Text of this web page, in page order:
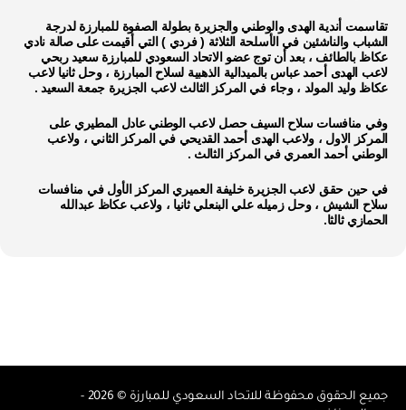
تقاسمت أندية الهدى والوطني والجزيرة بطولة الصفوة للمبارزة لدرجة
الشباب والناشئين في الأسلحة الثلاثة ( فردي ) التي أقيمت على صالة نادي
عكاظ بالطائف ، بعد أن توج عضو الاتحاد السعودي للمبارزة سعيد ربحي
لاعب الهدى أحمد عباس بالميدالية الذهبية لسلاح المبارزة ، وحل ثانيا لاعب
عكاظ وليد المولد ، وجاء في المركز الثالث لاعب الجزيرة جمعة السعيد .
وفي منافسات سلاح السيف حصل لاعب الوطني عادل المطيري على
المركز الاول ، ولاعب الهدى أحمد القديحي في المركز الثاني ، ولاعب
الوطني أحمد العمري في المركز الثالث .
في حين حقق لاعب الجزيرة خليفة العميري المركز الأول في منافسات
سلاح الشيش ، وحل زميله علي البنعلي ثانيا ، ولاعب عكاظ عبدالله
الحمازي ثالثا.
جميع الحقوق محفوظة للاتحاد السعودي للمبارزة © 2026 -